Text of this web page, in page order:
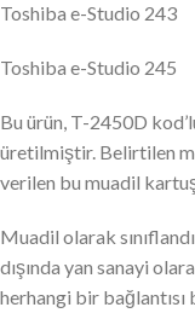
Toshiba e-Studio 243
Toshiba e-Studio 245
Bu ürün, T-2450D
üretilmiştir. Belirtilen
verilen bu muadil
Muadil olarak
dışında yan sanayi
herhangi bir bağlantısı